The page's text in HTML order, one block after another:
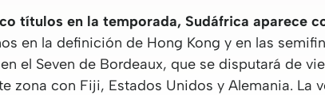
títulos en la temporada, Sudáfrica aparece
en la definición de Hong Kong y en las
el Seven de Bordeaux, que se disputará de
zona con Fiji, Estados Unidos y Alemania. La